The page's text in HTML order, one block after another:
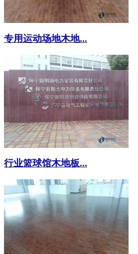
专用运动场地木地...
行业篮球馆木地板...